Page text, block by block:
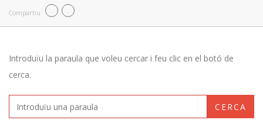
Compartiu
Introduïu la paraula que voleu cercar i feu clic en el botó de
cerca.
CERCA